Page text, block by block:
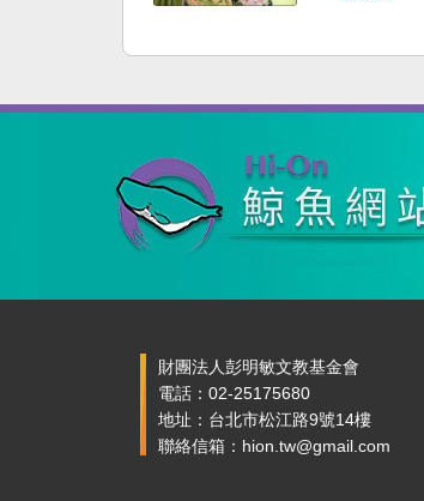
財團法人彭明敏文教基金會
電話：02-25175680
地址：台北市松江路9號14樓
聯絡信箱：hion.tw@gmail.com